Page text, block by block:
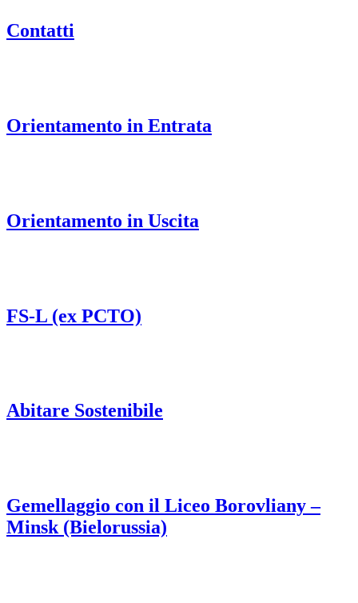
Contatti
Orientamento in Entrata
Orientamento in Uscita
FS-L (ex PCTO)
Abitare Sostenibile
Gemellaggio con il Liceo Borovliany –
Minsk (Bielorussia)